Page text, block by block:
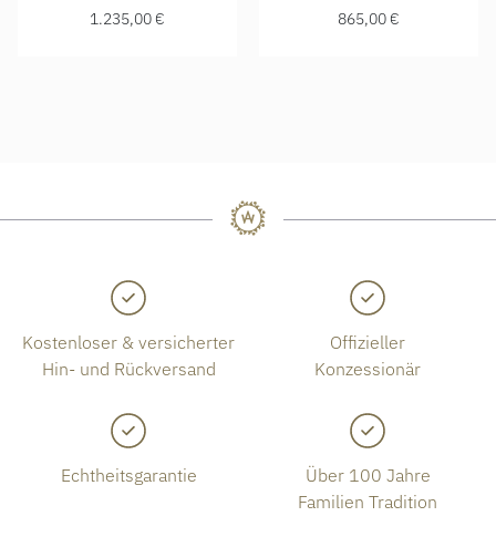
1.235,00 €
865,00 €
Kostenloser & versicherter
Hin- und Rückversand
Offizieller
Konzessionär
Echtheitsgarantie
Über 100 Jahre
Familien Tradition